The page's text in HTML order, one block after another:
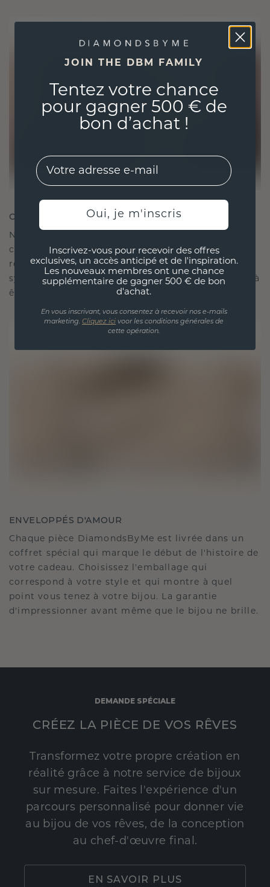
CRÉÉ POUR LA CONNEXION
Notre philosophie en matière de design est de
créer des liens, chaque pièce étant conçue pour
résister à l'épreuve du temps. Elle devient votre
symbole d'amour et de moments chéris, destinée à
être portée et chérie pour toujours.
ENVELOPPÉS D'AMOUR
Chaque pièce DiamondsByMe est livrée dans un
coffret spécial qui marque le début de l'histoire de
votre cadeau. Choisissez l'emballage qui
correspond à votre style et qui montre à quel
point vous tenez à votre bijou. La garantie
d'impressionner avant même que le bijou ne brille.
DEMANDE SPÉCIALE
CRÉEZ LA PIÈCE DE VOS RÊVES
Transformez votre propre création en
réalité grâce à notre service de bijoux
sur mesure. Faites l'expérience d'un
parcours personnalisé pour donner vie
au bijou de vos rêves, de la conception
au chef-d'œuvre final.
EN SAVOIR PLUS
JOIN THE DBM FAMILY
Tentez votre chance
pour gagner 500 € de
bon d’achat !
EMail
Oui, je m'inscris
Inscrivez-vous pour recevoir des offres
exclusives, un accès anticipé et de l'inspiration.
Les nouveaux membres ont une chance
supplémentaire de gagner 500 € de bon
d'achat.
En vous inscrivant, vous consentez à recevoir nos e-mails
marketing. Cliquez ici voor les conditions générales de
cette opération.